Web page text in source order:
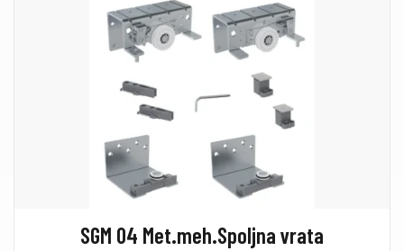
SGM 04 Met.meh.Spoljna vrata